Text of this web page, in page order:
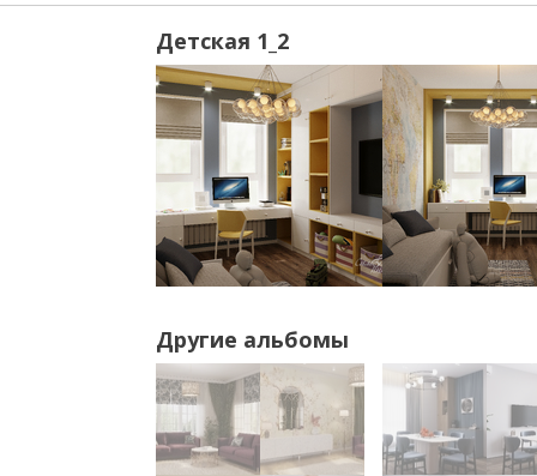
Детская 1_2
Другие альбомы